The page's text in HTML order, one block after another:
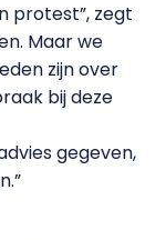
protest”, zegt
Maar we
zijn over
bij deze
gegeven,